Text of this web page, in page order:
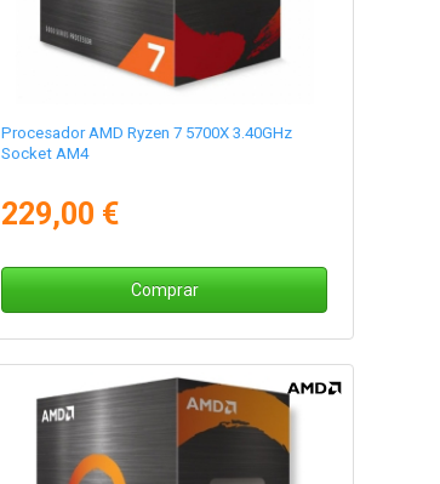
Procesador AMD Ryzen 7 5700X 3.40GHz
Socket AM4
229,00 €
Comprar